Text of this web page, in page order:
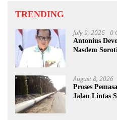
TRENDING
July 9, 2026 0
Antonius
Nasdem
August 8, 2026
Proses
Jalan Lintas